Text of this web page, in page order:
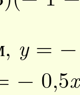
y= −
− 0,5x